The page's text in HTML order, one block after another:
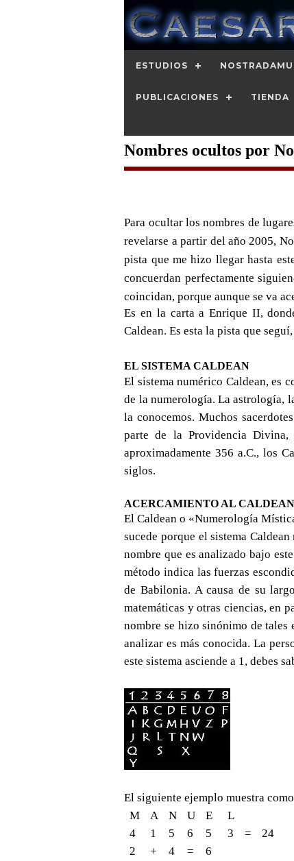
ESTUDIOS
PUBLICACIONES TIENDA
Nombres ocultos por
Para ocultar los nombres de
revelarse a partir del año 2005,
pista que me hizo llegar hasta
concuerdan perfectamente
coincidan, porque aunque se va
Es en la carta a Enrique II,
Caldean. Es esta la pista que
EL SISTEMA CALDEAN
El sistema numérico Caldean, es
de la numerología. La astrología,
la conocemos. Muchos
parte de la Providencia
aproximadamente 356 a.C., los
siglos.
ACERCAMIENTO AL CALDEAN
El Caldean o «Numerología
sucede porque el sistema
nombre que es analizado bajo
método indica las fuerzas
de Babilonia. A causa de su
matemáticas y otras ciencias, en
nombre se hizo sinónimo de tales
analizar es más conocida. La
este sistema asciende a 1, debes
El siguiente ejemplo muestra
M
A N U E
L
4
1 5 6 5 3 =
24
2
+ 4 =
6